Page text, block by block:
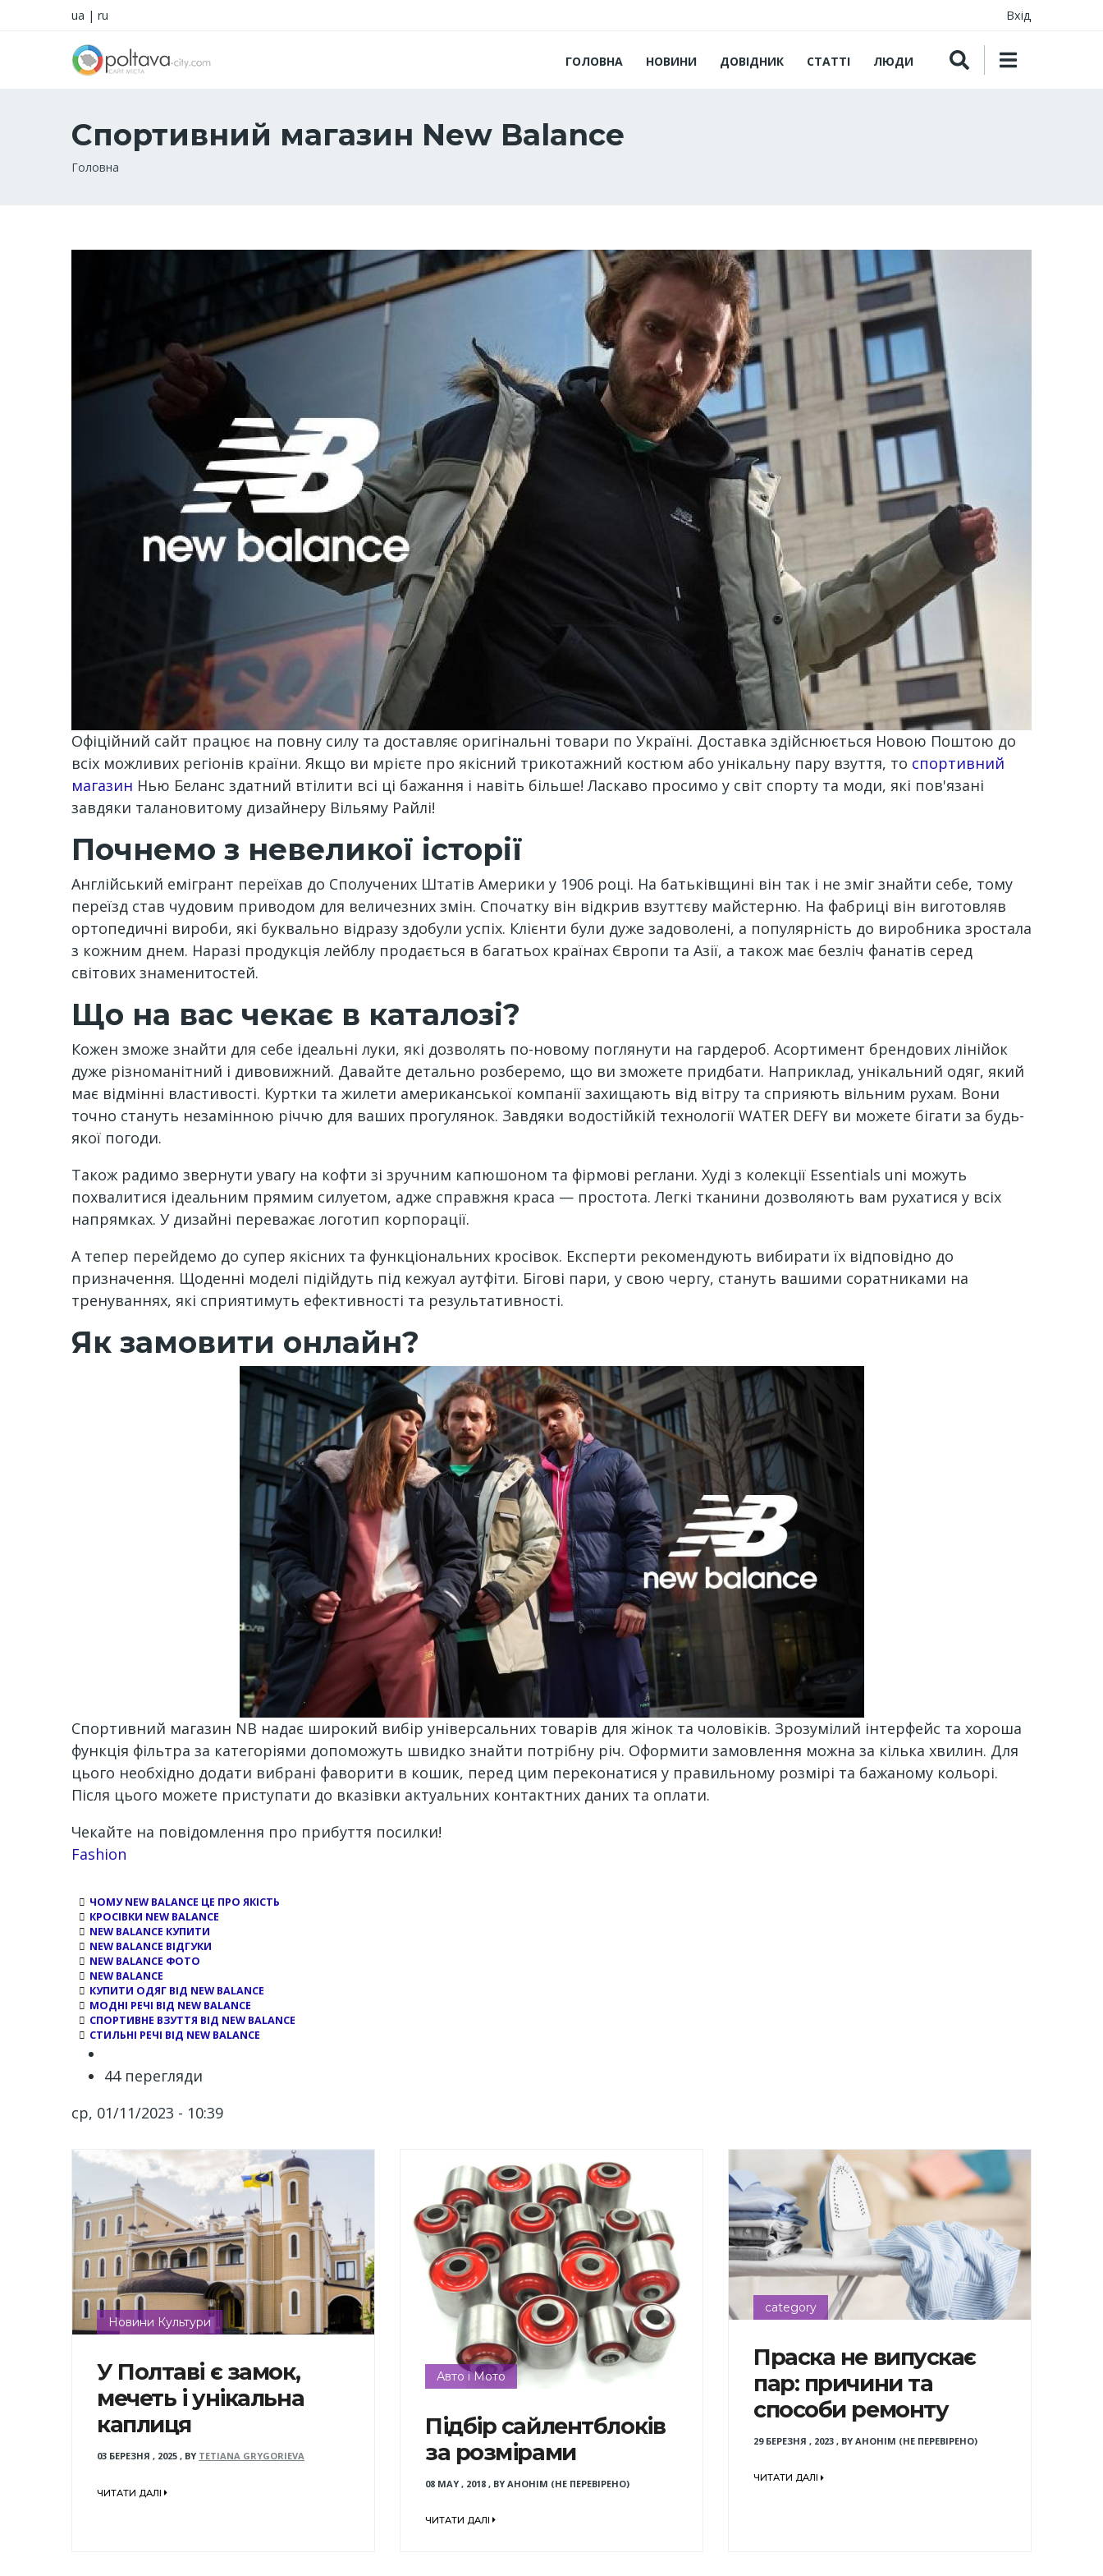
ua | ru Вхід
ГОЛОВНА НОВИНИ ДОВІДНИК СТАТТІ ЛЮДИ
Спортивний магазин New Balance
Рядок
Головна
Офіційний сайт працює на повну силу та доставляє оригінальні товари по Україні. Доставка здійснюється Новою Поштою до
всіх можливих регіонів країни. Якщо ви мрієте про якісний трикотажний костюм або унікальну пару взуття, то спортивний
магазин Нью Беланс здатний втілити всі ці бажання і навіть більше! Ласкаво просимо у світ спорту та моди, які пов'язані
завдяки талановитому дизайнеру Вільяму Райлі!
Почнемо з невеликої історії
Англійський емігрант переїхав до Сполучених Штатів Америки у 1906 році. На батьківщині він так і не зміг знайти себе, тому
переїзд став чудовим приводом для величезних змін. Спочатку він відкрив взуттєву майстерню. На фабриці він виготовляв
ортопедичні вироби, які буквально відразу здобули успіх. Клієнти були дуже задоволені, а популярність до виробника зростала
з кожним днем. Наразі продукція лейблу продається в багатьох країнах Європи та Азії, а також має безліч фанатів серед
світових знаменитостей.
Що на вас чекає в каталозі?
Кожен зможе знайти для себе ідеальні луки, які дозволять по-новому поглянути на гардероб. Асортимент брендових лінійок
дуже різноманітний і дивовижний. Давайте детально розберемо, що ви зможете придбати. Наприклад, унікальний одяг, який
має відмінні властивості. Куртки та жилети американської компанії захищають від вітру та сприяють вільним рухам. Вони
точно стануть незамінною річчю для ваших прогулянок. Завдяки водостійкій технології WATER DEFY ви можете бігати за будь-
якої погоди.
Також радимо звернути увагу на кофти зі зручним капюшоном та фірмові реглани. Худі з колекції Essentials uni можуть
похвалитися ідеальним прямим силуетом, адже справжня краса — простота. Легкі тканини дозволяють вам рухатися у всіх
напрямках. У дизайні переважає логотип корпорації.
А тепер перейдемо до супер якісних та функціональних кросівок. Експерти рекомендують вибирати їх відповідно до
призначення. Щоденні моделі підійдуть під кежуал аутфіти. Бігові пари, у свою чергу, стануть вашими соратниками на
тренуваннях, які сприятимуть ефективності та результативності.
Як замовити онлайн?
Спортивний магазин NB надає широкий вибір універсальних товарів для жінок та чоловіків. Зрозумілий інтерфейс та хороша
функція фільтра за категоріями допоможуть швидко знайти потрібну річ. Оформити замовлення можна за кілька хвилин. Для
цього необхідно додати вибрані фаворити в кошик, перед цим переконатися у правильному розмірі та бажаному кольорі.
Після цього можете приступати до вказівки актуальних контактних даних та оплати.
Чекайте на повідомлення про прибуття посилки!
Channel
Fashion
ЧОМУ NEW BALANCE ЦЕ ПРО ЯКІСТЬ
КРОСІВКИ NEW BALANCE
NEW BALANCE КУПИТИ
NEW BALANCE ВІДГУКИ
NEW BALANCE ФОТО
NEW BALANCE
КУПИТИ ОДЯГ ВІД NEW BALANCE
МОДНІ РЕЧІ ВІД NEW BALANCE
СПОРТИВНЕ ВЗУТТЯ ВІД NEW BALANCE
СТИЛЬНІ РЕЧІ ВІД NEW BALANCE
44 перегляди
ср, 01/11/2023 - 10:39
Новини Культури
У Полтаві є замок,
мечеть і унікальна
каплиця
03 БЕРЕЗНЯ , 2025 , BY TETIANA GRYGORIEVA
ЧИТАТИ ДАЛІ
Авто і Мото
Підбір сайлентблоків
за розмірами
08 MAY , 2018, BY АНОНІМ (НЕ ПЕРЕВІРЕНО)
ЧИТАТИ ДАЛІ
category
Праска не випускає
пар: причини та
способи ремонту
29 БЕРЕЗНЯ , 2023, BY АНОНІМ (НЕ ПЕРЕВІРЕНО)
ЧИТАТИ ДАЛІ